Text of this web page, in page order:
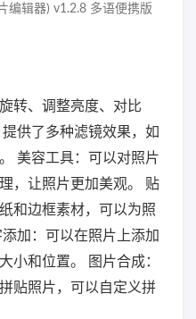
编辑器) v1.2.8 多语便携版
转、调整亮度、对比
供了多种滤镜效果，如
美容工具：可以对照片
，让照片更加美观。 贴
和边框素材，可以为照
加：可以在照片上添加
小和位置。 图片合成：
贴照片，可以自定义拼